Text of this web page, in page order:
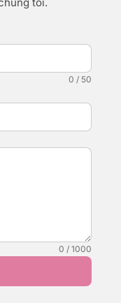
0 / 50
0 / 1000